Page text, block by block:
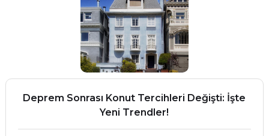
Deprem Sonrası Konut Tercihleri Değişti: İşte
Yeni Trendler!